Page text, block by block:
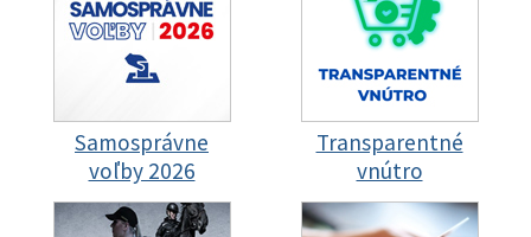
Samosprávne
voľby 2026
Transparentné
vnútro